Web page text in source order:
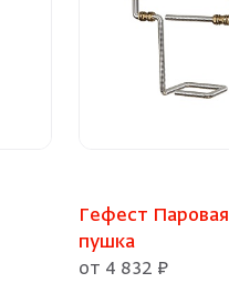
Гефест Паровая
пушка
от 4 832 ₽